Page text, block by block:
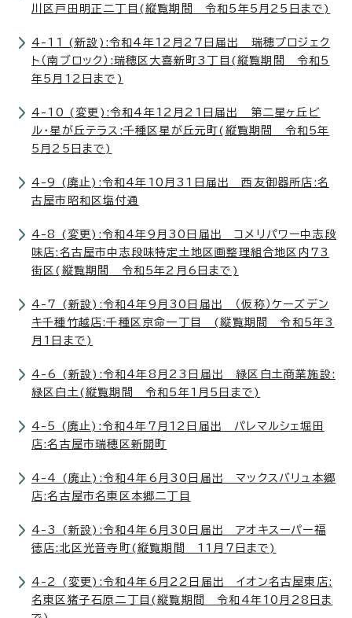
川区戸田明正二丁目(縦覧期間 令和5年5月25日まで)
4-11 (新設):令和4年12月27日届出 瑞穂プロジェク
ト（南ブロック）:瑞穂区大喜新町3丁目(縦覧期間 令和5
年5月12日まで)
4-10 (変更):令和4年12月21日届出 第二星ヶ丘ビ
ル・星が丘テラス:千種区星が丘元町(縦覧期間 令和5年
5月25日まで)
4-9 (廃止):令和4年10月31日届出 西友御器所店:名
古屋市昭和区塩付通
4-8 (変更):令和4年9月30日届出 コメリパワー中志段
味店:名古屋市中志段味特定土地区画整理組合地区内73
街区(縦覧期間 令和5年2月6日まで)
4-7 (新設):令和4年9月30日届出 （仮称）ケーズデン
キ千種竹越店:千種区京命一丁目 (縦覧期間 令和5年3
月1日まで)
4-6 (新設):令和4年8月23日届出 緑区白土商業施設:
緑区白土(縦覧期間 令和5年1月5日まで)
4-5 (廃止):令和4年7月12日届出 パレマルシェ堀田
店:名古屋市瑞穂区新開町
4-4 (廃止):令和4年6月30日届出 マックスバリュ本郷
店:名古屋市名東区本郷二丁目
4-3 (新設):令和4年6月30日届出 アオキスーパー福
徳店:北区光音寺町(縦覧期間 11月7日まで)
4-2 (変更):令和4年6月22日届出 イオン名古屋東店:
名東区猪子石原二丁目(縦覧期間 令和4年10月28日ま